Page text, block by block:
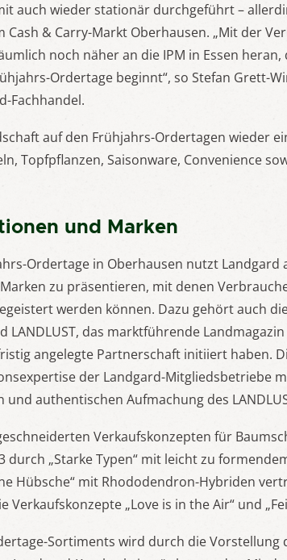
auch wieder stationär durchgeführt –
& Carry-Markt Oberhausen. „Mit der
noch näher an die IPM in Essen
Ordertage beginnt“, so Stefan Grett-
Fachhandel.
auf den Frühjahrs-Ordertagen wieder
Topfpflanzen, Saisonware, Convenience
und Marken
Ordertage in Oberhausen nutzt Landgard
zu präsentieren, mit denen
werden können. Dazu gehört auch die
LANDLUST, das marktführende
angelegte Partnerschaft initiiert haben.
der Landgard-Mitgliedsbetriebe
authentischen Aufmachung des
Verkaufskonzepten für
durch „Starke Typen“ mit leicht zu
Hübsche“ mit Rhododendron-Hybriden
„Love is in the Air“ und
Sortiments wird durch die Vorstellung